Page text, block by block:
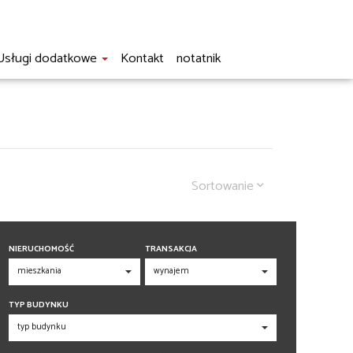
dodatkowe Kontakt notatnik
Sortowanie
NIERUCHOMOŚĆ TRANSAKCJA
TYP BUDYNKU